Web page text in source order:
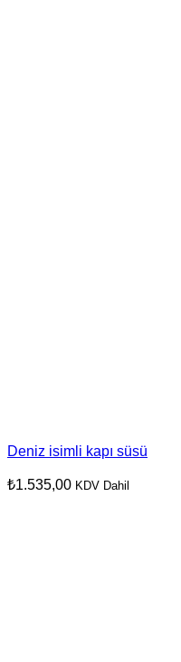
Deniz isimli kapı süsü
₺1.535,00 KDV Dahil